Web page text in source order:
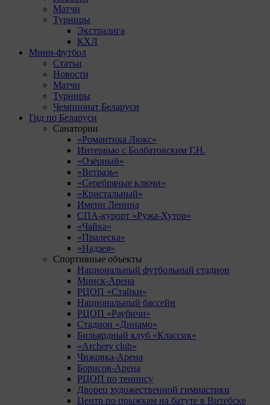
Матчи
Турниры
Экстралига
КХЛ
Мини-футбол
Статьи
Новости
Матчи
Турниры
Чемпионат Беларуси
Гид по Беларуси
Санатории
«Романтика Люкс»
Интервью с Болбатовским Г.Н.
«Озёрный»
«Ветразь»
«Серебряные ключи»
«Кристальный»
Имени Ленина
СПА-курорт «Ружа-Хутор»
«Чайка»
«Пралеска»
«Надзея»
Спортивные объекты
Национальный футбольный стадион
Минск-Арена
РЦОП «Стайки»
Национальный бассейн
РЦОП «Раубичи»
Стадион «Динамо»
Бильярдный клуб «Классик»
«Archery club»
Чижовка-Арена
Борисов-Арена
РЦОП по теннису
Дворец художественной гимнастики
Центр по прыжкам на батуте в Витебске